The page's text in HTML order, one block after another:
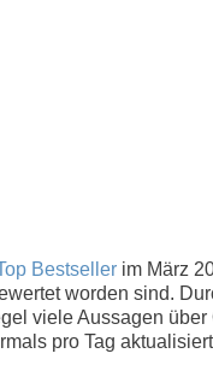
Bestseller im März
worden sind.
viele Aussagen
pro Tag